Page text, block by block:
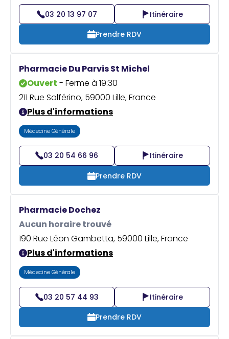
03 20 13 97 07
Itinéraire
Prendre RDV
Pharmacie Du Parvis St Michel
Ouvert - Ferme à 19:30
211 Rue Solférino, 59000 Lille, France
Plus d'informations
Médecine Générale
03 20 54 66 96
Itinéraire
Prendre RDV
Pharmacie Dochez
Aucun horaire trouvé
190 Rue Léon Gambetta, 59000 Lille, France
Plus d'informations
Médecine Générale
03 20 57 44 93
Itinéraire
Prendre RDV